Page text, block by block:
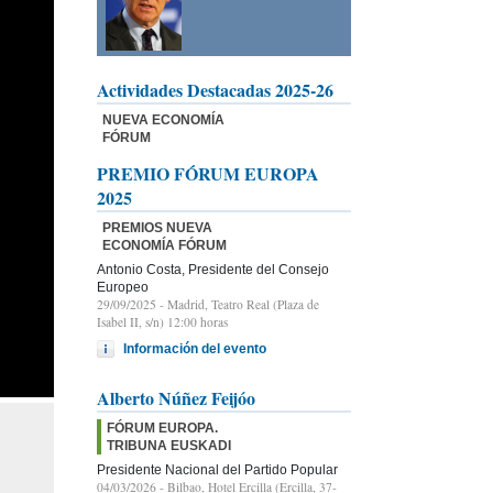
Actividades Destacadas 2025-26
NUEVA ECONOMÍA
FÓRUM
PREMIO FÓRUM EUROPA
2025
PREMIOS NUEVA
ECONOMÍA FÓRUM
Antonio Costa, Presidente del Consejo
Europeo
29/09/2025 - Madrid, Teatro Real (Plaza de
Isabel II, s/n) 12:00 horas
Información del evento
Alberto Núñez Feijóo
FÓRUM EUROPA.
TRIBUNA EUSKADI
Presidente Nacional del Partido Popular
04/03/2026 - Bilbao, Hotel Ercilla (Ercilla, 37-